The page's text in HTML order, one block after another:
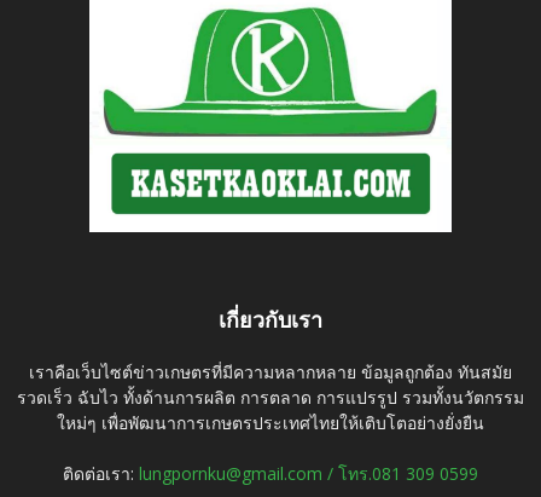
เกี่ยวกับเรา
เราคือเว็บไซต์ข่าวเกษตรที่มีความหลากหลาย ข้อมูลถูกต้อง ทันสมัย
รวดเร็ว ฉับไว ทั้งด้านการผลิต การตลาด การแปรรูป รวมทั้งนวัตกรรม
ใหม่ๆ เพื่อพัฒนาการเกษตรประเทศไทยให้เติบโตอย่างยั่งยืน
ติดต่อเรา: lungpornku@gmail.com / โทร.081 309 0599